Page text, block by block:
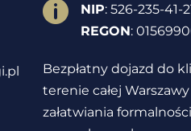

NIP: 526-235-41-
REGON:
Bezpłatny dojazd do
terenie całej
załatwiania formalności